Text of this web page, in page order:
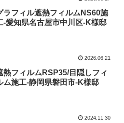
ラフィル遮熱フィルムNS60施
-愛知県名古屋市中川区-K様邸
2026.06.21
熱フィルムRSP35/目隠しフィ
ム施工-静岡県磐田市-K様邸
2024.11.30